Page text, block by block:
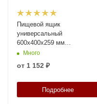
Пищевой ящик
универсальный
600х400х259 мм
прозрачный со сплошными
стенками и дном
Много
от 1 152 ₽
Подробнее